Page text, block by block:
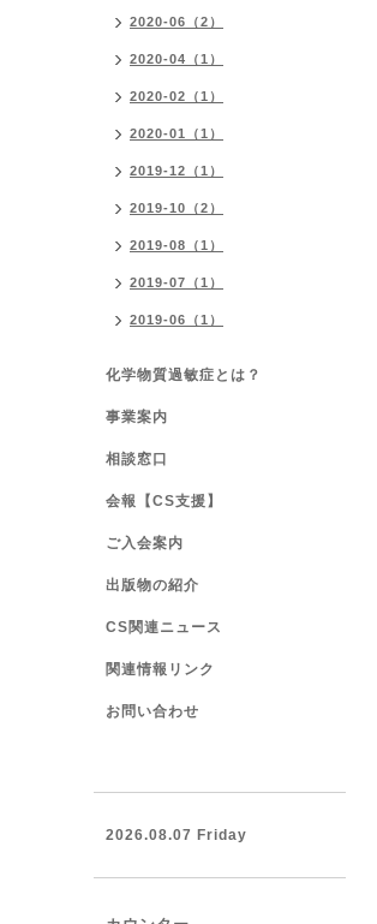
2020-06（2）
2020-04（1）
2020-02（1）
2020-01（1）
2019-12（1）
2019-10（2）
2019-08（1）
2019-07（1）
2019-06（1）
化学物質過敏症とは？
事業案内
相談窓口
会報【CS支援】
ご入会案内
出版物の紹介
CS関連ニュース
関連情報リンク
お問い合わせ
2026.08.07 Friday